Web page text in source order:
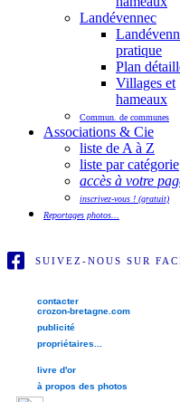
Landévennec
pratique
Plan
Villages et
hameaux
Commun. de communes
Associations & Cie
liste de A à Z
liste par catégorie
accès à votre
inscrivez-vous ! (gratuit)
Reportages photos...
SUIVEZ-NOUS SUR
contacter
crozon-bretagne.com
publicité
propriétaires...
livre d'or
à propos des photos